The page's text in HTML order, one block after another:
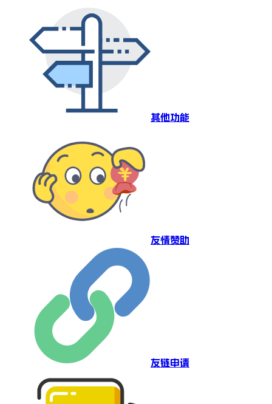
其他功能
友情赞助
友链申请